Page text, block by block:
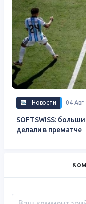
Новости 04 Авг
SOFTSWISS:
делали в прематче